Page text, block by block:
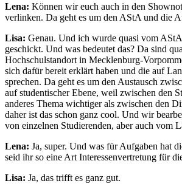
Lena: Können wir euch auch in den
verlinken. Da geht es um den AStA und die
Lisa: Genau. Und ich wurde quasi vom
geschickt. Und was bedeutet das? Da sind
Hochschulstandort in Mecklenburg-
sich dafür bereit erklärt haben und die auf
sprechen. Da geht es um den Austausch
auf studentischer Ebene, weil zwischen den
anderes Thema wichtiger als zwischen den
daher ist das schon ganz cool. Und wir
von einzelnen Studierenden, aber auch vom
Lena: Ja, super. Und was für Aufgaben hat
seid ihr so eine Art Interessenvertretung für
Lisa: Ja, das trifft es ganz gut.